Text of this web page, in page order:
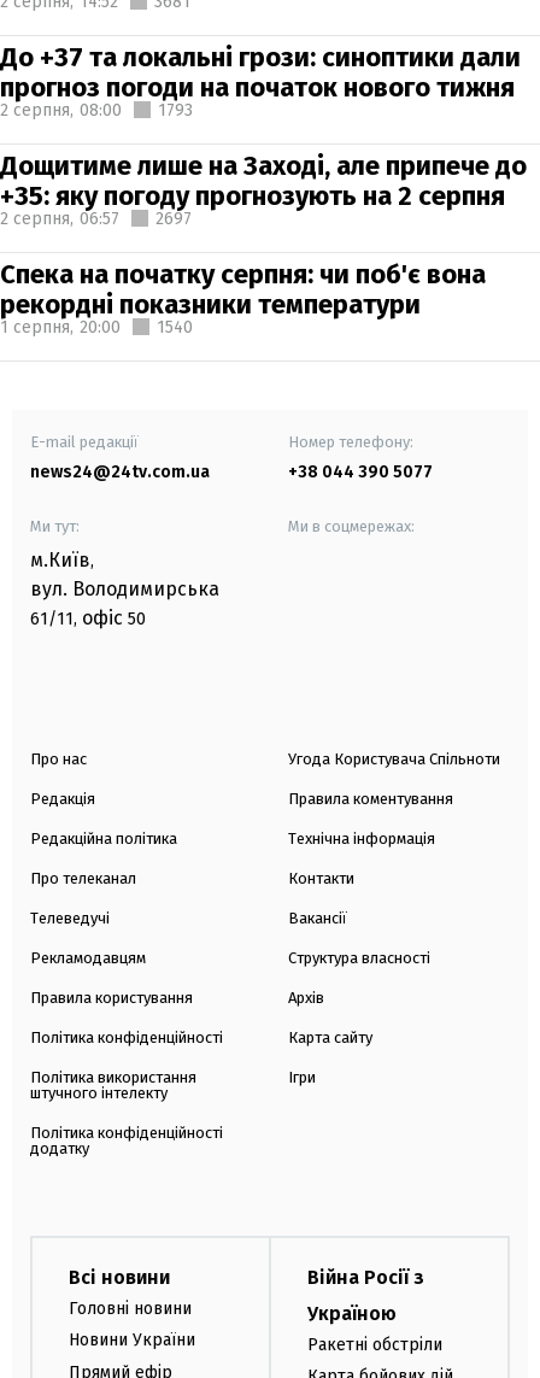
До +37 та локальні грози: синоптики дали
прогноз погоди на початок нового тижня
2 серпня, 08:00 1793
Дощитиме лише на Заході, але припече до
+35: яку погоду прогнозують на 2 серпня
2 серпня, 06:57 2697
Спека на початку серпня: чи поб'є вона
рекордні показники температури
1 серпня, 20:00 1540
E-mail редакції
news24@24tv.com.ua
Номер телефону:
+38 044 390 5077
Ми тут:
м.Київ,
вул. Володимирська
61/11, офіс 50
Ми в соцмережах:
Про нас
Редакція
Редакційна політика
Про телеканал
Телеведучі
Рекламодавцям
Правила користування
Політика конфіденційності
Політика використання
штучного інтелекту
Політика конфіденційності
додатку
Угода Користувача Спільноти
Правила коментування
Технічна інформація
Контакти
Вакансії
Структура власності
Архів
Карта сайту
Ігри
Всі новини
Головні новини
Новини України
Прямий ефір
Війна Росії з
Україною
Ракетні обстріли